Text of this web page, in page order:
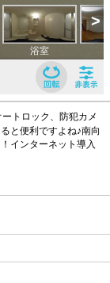
トロック、防犯カメ
と便利ですよね♪南向
インターネット導入